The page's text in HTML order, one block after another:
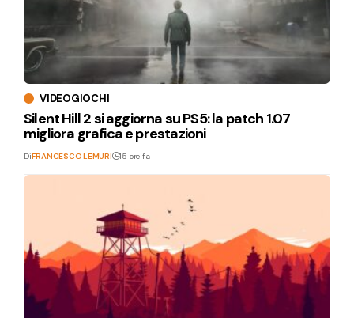
VIDEOGIOCHI
Silent Hill 2 si aggiorna su PS5: la patch 1.07
migliora grafica e prestazioni
DiFRANCESCO LEMURI 15 ore fa